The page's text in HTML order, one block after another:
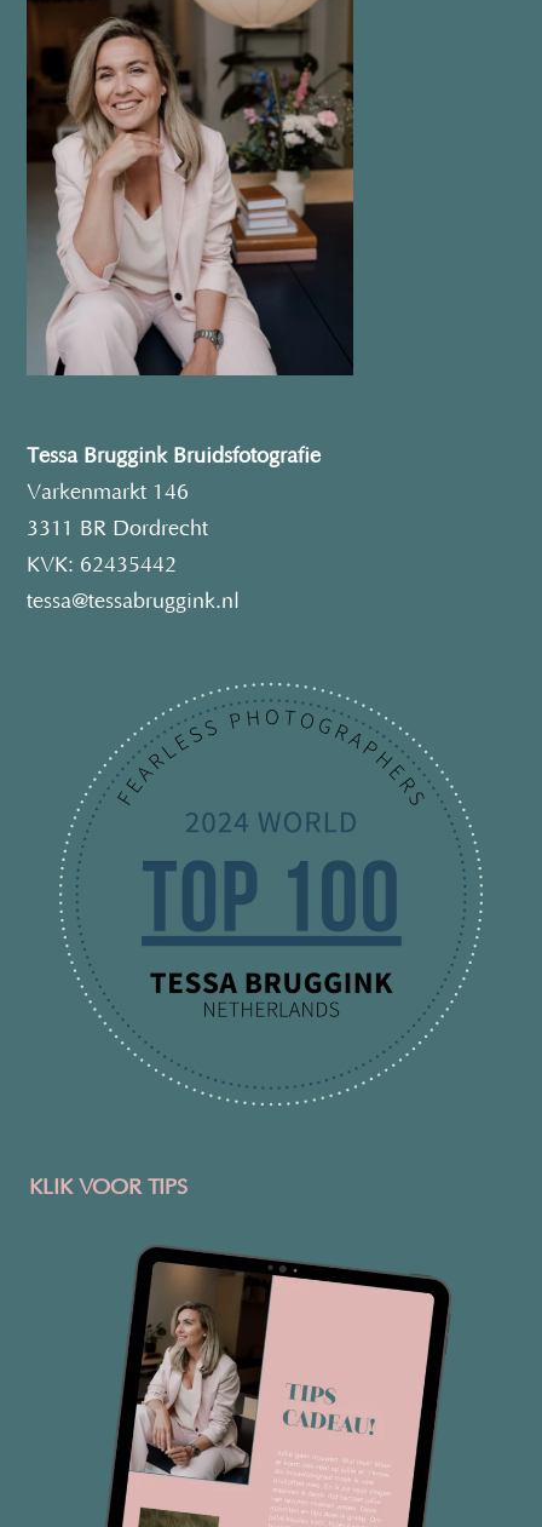
Tessa Bruggink Bruidsfotografie
Varkenmarkt 146
3311 BR Dordrecht
KVK: 62435442
tessa@tessabruggink.nl
KLIK VOOR TIPS